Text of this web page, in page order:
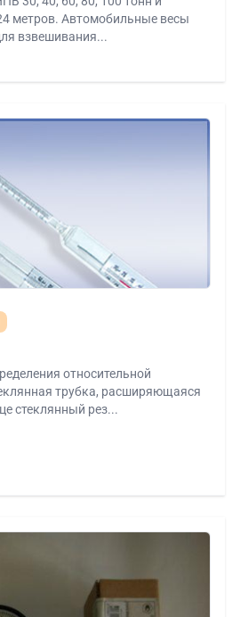
метров. Автомобильные весы
взвешивания...
относительной
трубка, расширяющаяся
стеклянный рез...